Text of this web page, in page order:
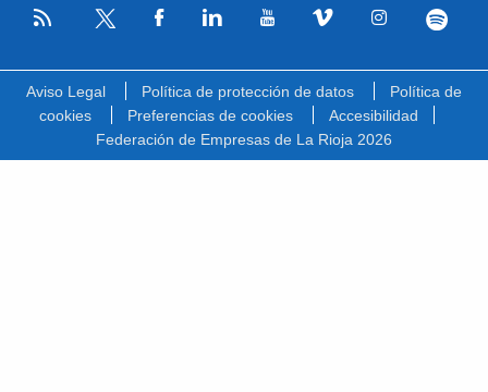
RSS
Aviso Legal Política de protección de datos
Política de
cookies
Preferencias de cookies
Accesibilidad
Federación de Empresas de La Rioja 2026